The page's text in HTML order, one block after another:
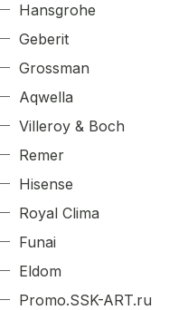
Hansgrohe
Geberit
Grossman
Aqwella
Villeroy & Boch
Remer
Hisense
Royal Clima
Funai
Eldom
Promo.SSK-ART.ru